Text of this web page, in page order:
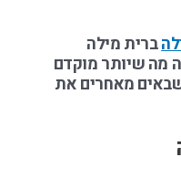
ברית מילה
מה שיותר מוקדם
מאחרים את